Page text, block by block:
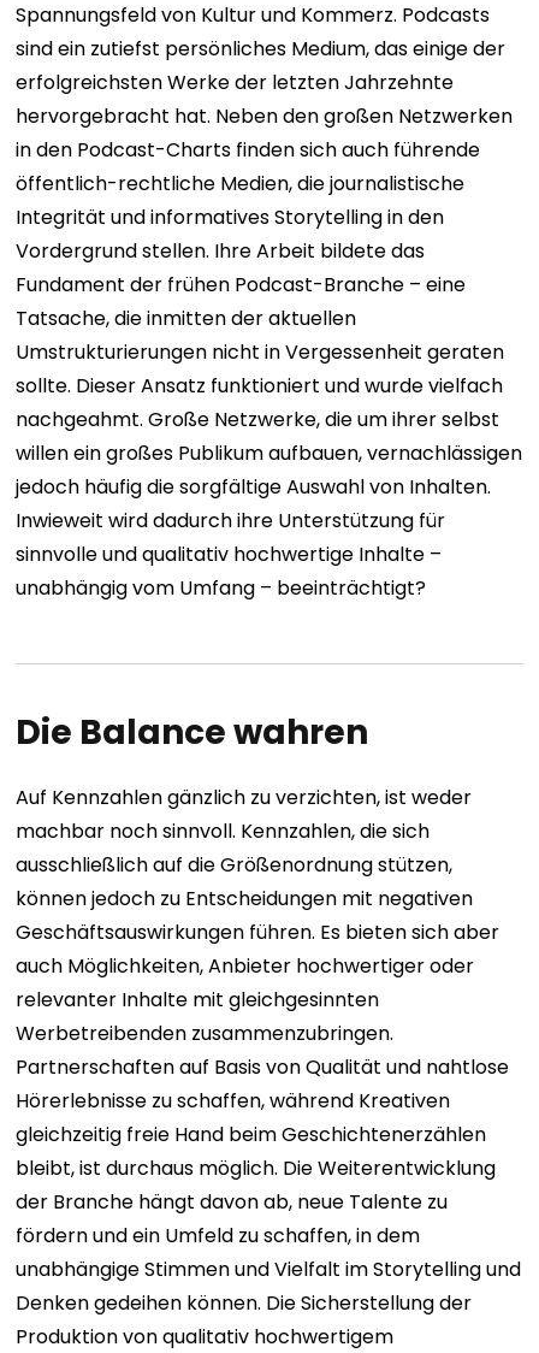
Spannungsfeld von Kultur und Kommerz. Podcasts
sind ein zutiefst persönliches Medium, das einige der
erfolgreichsten Werke der letzten Jahrzehnte
hervorgebracht hat. Neben den großen Netzwerken
in den Podcast-Charts finden sich auch führende
öffentlich-rechtliche Medien, die journalistische
Integrität und informatives Storytelling in den
Vordergrund stellen. Ihre Arbeit bildete das
Fundament der frühen Podcast-Branche – eine
Tatsache, die inmitten der aktuellen
Umstrukturierungen nicht in Vergessenheit geraten
sollte. Dieser Ansatz funktioniert und wurde vielfach
nachgeahmt. Große Netzwerke, die um ihrer selbst
willen ein großes Publikum aufbauen, vernachlässigen
jedoch häufig die sorgfältige Auswahl von Inhalten.
Inwieweit wird dadurch ihre Unterstützung für
sinnvolle und qualitativ hochwertige Inhalte –
unabhängig vom Umfang – beeinträchtigt?
Die Balance wahren
Auf Kennzahlen gänzlich zu verzichten, ist weder
machbar noch sinnvoll. Kennzahlen, die sich
ausschließlich auf die Größenordnung stützen,
können jedoch zu Entscheidungen mit negativen
Geschäftsauswirkungen führen. Es bieten sich aber
auch Möglichkeiten, Anbieter hochwertiger oder
relevanter Inhalte mit gleichgesinnten
Werbetreibenden zusammenzubringen.
Partnerschaften auf Basis von Qualität und nahtlose
Hörerlebnisse zu schaffen, während Kreativen
gleichzeitig freie Hand beim Geschichtenerzählen
bleibt, ist durchaus möglich. Die Weiterentwicklung
der Branche hängt davon ab, neue Talente zu
fördern und ein Umfeld zu schaffen, in dem
unabhängige Stimmen und Vielfalt im Storytelling und
Denken gedeihen können. Die Sicherstellung der
Produktion von qualitativ hochwertigem